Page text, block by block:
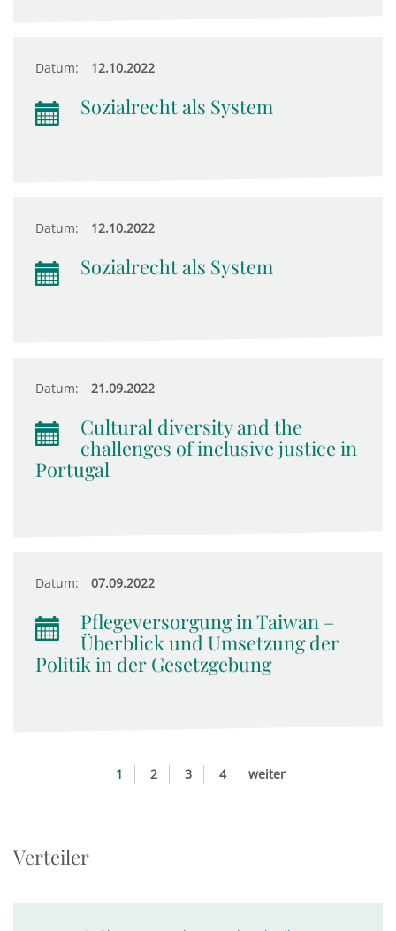
Datum: 12.10.2022
Sozialrecht als System
Datum: 12.10.2022
Sozialrecht als System
Datum: 21.09.2022
Cultural diversity and the
challenges of inclusive justice in
Portugal
Datum: 07.09.2022
Pflegeversorgung in Taiwan –
Überblick und Umsetzung der
Politik in der Gesetzgebung
1 2 3 4 weiter
Verteiler